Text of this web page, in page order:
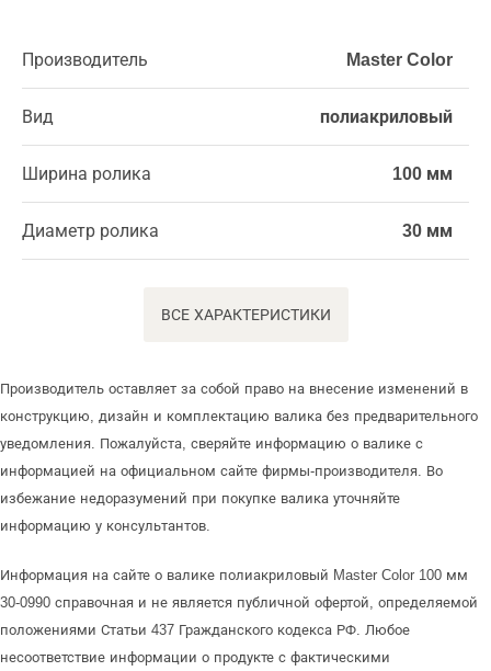
Производитель Master Color
Вид полиакриловый
Ширина ролика 100 мм
Диаметр ролика 30 мм
ВСЕ ХАРАКТЕРИСТИКИ
Производитель оставляет за собой право на внесение изменений в
конструкцию, дизайн и комплектацию валика без предварительного
уведомления. Пожалуйста, сверяйте информацию о валике с
информацией на официальном сайте фирмы-производителя. Во
избежание недоразумений при покупке валика уточняйте
информацию у консультантов.
Информация на сайте о валике полиакриловый Master Color 100 мм
30-0990 справочная и не является публичной офертой, определяемой
положениями Статьи 437 Гражданского кодекса РФ. Любое
несоответствие информации о продукте с фактическими